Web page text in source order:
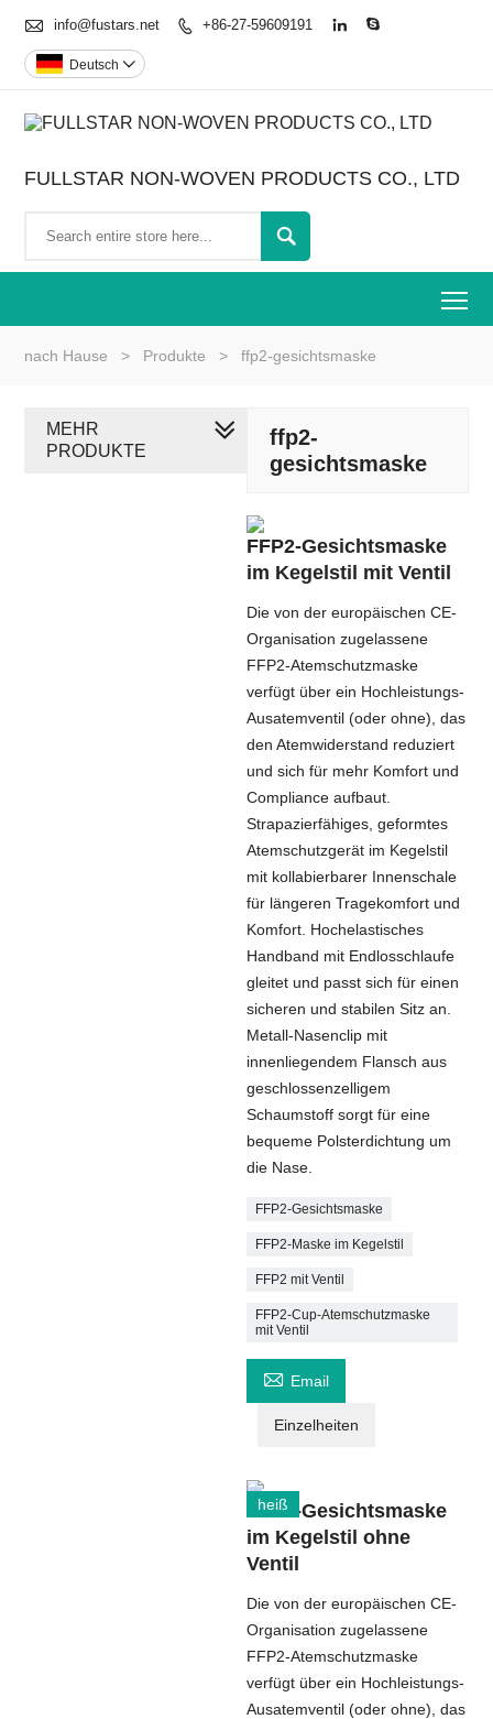
 info@fustars.net  +86-27-59609191  
Deutsch 
FULLSTAR NON-WOVEN PRODUCTS CO., LTD

nach Hause > Produkte > ffp2-gesichtsmaske
ffp2-
gesichtsmaske
FFP2-Gesichtsmaske
im Kegelstil mit Ventil
Die von der europäischen CE-
Organisation zugelassene
FFP2-Atemschutzmaske
verfügt über ein Hochleistungs-
Ausatemventil (oder ohne), das
den Atemwiderstand reduziert
und sich für mehr Komfort und
Compliance aufbaut.
Strapazierfähiges, geformtes
Atemschutzgerät im Kegelstil
mit kollabierbarer Innenschale
für längeren Tragekomfort und
Komfort. Hochelastisches
Handband mit Endlosschlaufe
gleitet und passt sich für einen
sicheren und stabilen Sitz an.
Metall-Nasenclip mit
innenliegendem Flansch aus
geschlossenzelligem
Schaumstoff sorgt für eine
bequeme Polsterdichtung um
die Nase.
FFP2-Gesichtsmaske
FFP2-Maske im Kegelstil
FFP2 mit Ventil
FFP2-Cup-Atemschutzmaske
mit Ventil
 Email
Einzelheiten
heiß
FFP2-Gesichtsmaske
im Kegelstil ohne
Ventil
Die von der europäischen CE-
Organisation zugelassene
FFP2-Atemschutzmaske
verfügt über ein Hochleistungs-
Ausatemventil (oder ohne), das
MEHR
PRODUKTE